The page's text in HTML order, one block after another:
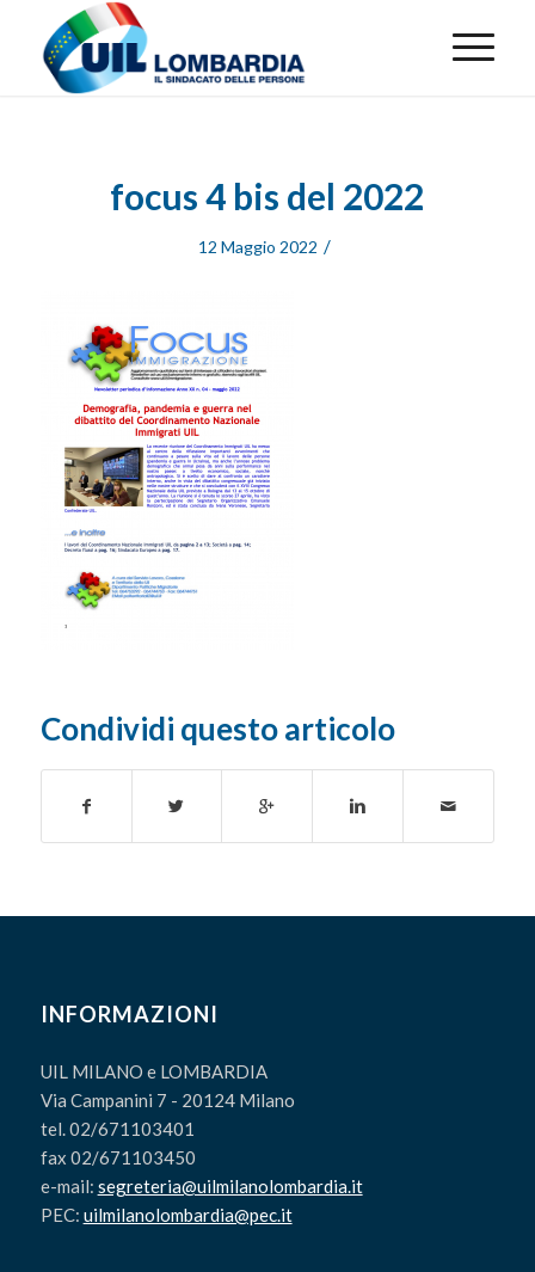
focus 4 bis del 2022
12 Maggio 2022 /
Condividi questo articolo
INFORMAZIONI
UIL MILANO e LOMBARDIA
Via Campanini 7 - 20124 Milano
tel. 02/671103401
fax 02/671103450
e-mail: segreteria@uilmilanolombardia.it
PEC: uilmilanolombardia@pec.it